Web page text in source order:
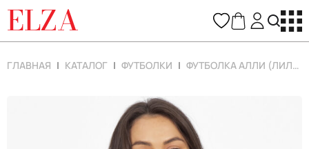
ELZA
ГЛАВНАЯ КАТАЛОГ ФУТБОЛКИ ФУТБОЛКА АЛЛИ (ЛИЛОВЫЙ)